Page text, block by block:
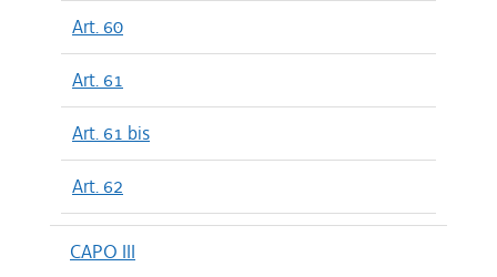
Art. 60
Art. 61
Art. 61 bis
Art. 62
CAPO III